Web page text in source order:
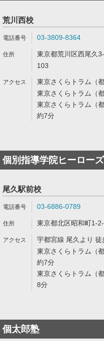
荒川西校
03-3809-8364
東京都荒川区西尾久
103
東京さくらトラム（
東京さくらトラム（
東京さくらトラム（
約7分
個別指導学院ヒーローズ
尾久駅前校
03-6886-0789
東京都北区昭和町1-
宇都宮線 尾久より 徒
東京さくらトラム（
約7分
東京さくらトラム（
8分
個太郎塾